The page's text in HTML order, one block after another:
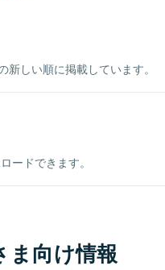
しい順に掲載しています。
ードできます。
ま向け情報